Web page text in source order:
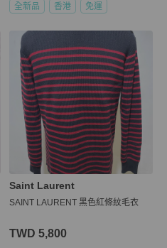
全新品 香港 免運
Saint Laurent
SAINT LAURENT 黑色紅條紋毛衣
TWD 5,800